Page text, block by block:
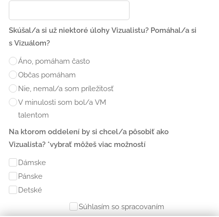
Skúšal/a si už niektoré úlohy Vizualistu? Pomáhal/a si
s Vizuálom?
Áno, pomáham často
Občas pomáham
Nie, nemal/a som príležitosť
V minulosti som bol/a VM
talentom
Na ktorom oddelení by si chcel/a pôsobiť ako
Vizualista? *vybrať môžeš viac možností
Dámske
Pánske
Detské
Súhlasím so spracovaním